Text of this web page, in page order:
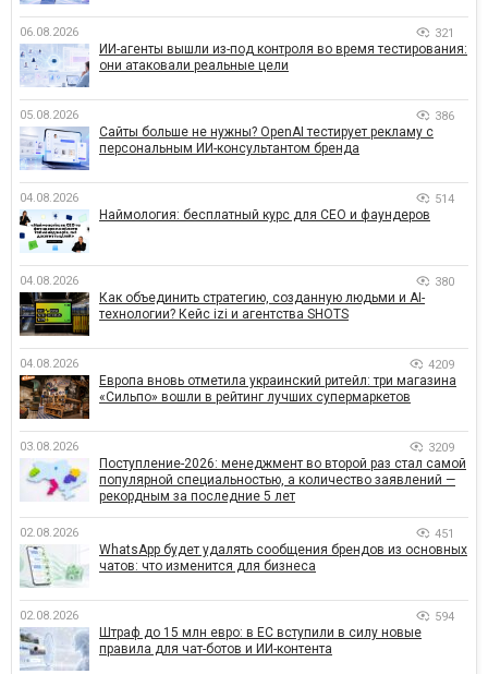
06.08.2026 321
ИИ-агенты вышли из-под контроля во время тестирования:
они атаковали реальные цели
05.08.2026 386
Сайты больше не нужны? OpenAI тестирует рекламу с
персональным ИИ-консультантом бренда
04.08.2026 514
Наймология: бесплатный курс для CEO и фаундеров
04.08.2026 380
Как объединить стратегию, созданную людьми и AI-
технологии? Кейс izi и агентства SHOTS
04.08.2026 4209
Европа вновь отметила украинский ритейл: три магазина
«Сильпо» вошли в рейтинг лучших супермаркетов
03.08.2026 3209
Поступление-2026: менеджмент во второй раз стал самой
популярной специальностью, а количество заявлений —
рекордным за последние 5 лет
02.08.2026 451
WhatsApp будет удалять сообщения брендов из основных
чатов: что изменится для бизнеса
02.08.2026 594
Штраф до 15 млн евро: в ЕС вступили в силу новые
правила для чат-ботов и ИИ-контента